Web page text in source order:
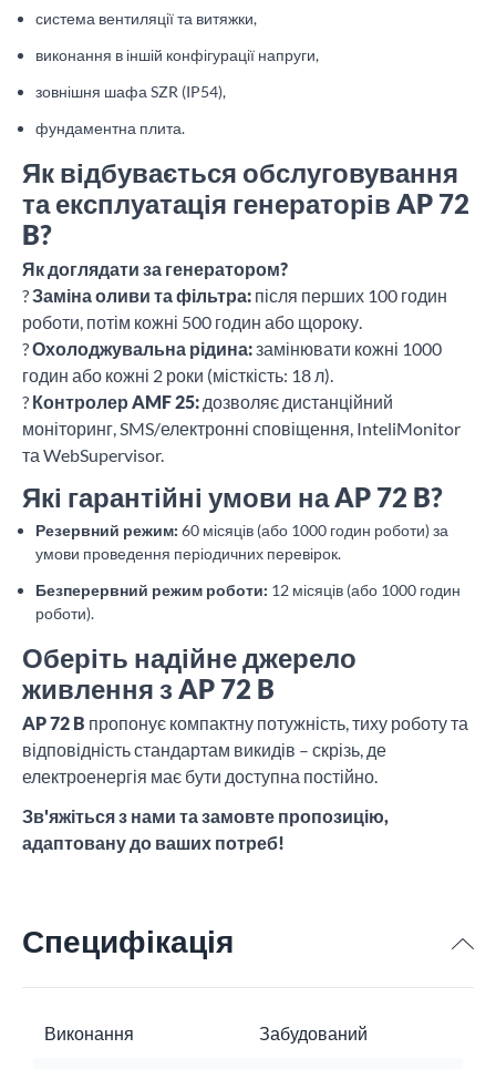
система вентиляції та витяжки,
виконання в іншій конфігурації напруги,
зовнішня шафа SZR (IP54),
фундаментна плита.
Як відбувається обслуговування
та експлуатація генераторів AP 72
B?
Як доглядати за генератором?
?Заміна оливи та фільтра: після перших 100 годин
роботи, потім кожні 500 годин або щороку.
?Охолоджувальна рідина:замінювати кожні 1000
годин або кожні 2 роки (місткість: 18 л).
? Контролер AMF 25: дозволяє дистанційний
моніторинг, SMS/електронні сповіщення, InteliMonitor
та WebSupervisor.
Які гарантійні умови на AP 72 B?
Резервний режим: 60 місяців (або 1000 годин роботи) за
умови проведення періодичних перевірок.
Безперервний режим роботи: 12 місяців (або 1000 годин
роботи).
Оберіть надійне джерело
живлення з AP 72 B
AP 72 B пропонує компактну потужність, тиху роботу та
відповідність стандартам викидів – скрізь, де
електроенергія має бути доступна постійно.
Зв'яжіться з нами та замовте пропозицію,
адаптовану до ваших потреб!
Специфікація
Виконання Забудований